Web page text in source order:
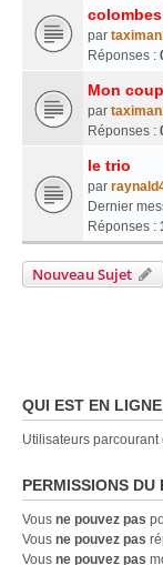
par
Réponses :
Mon
par
Réponses :
le trio
par
Dernier
Réponses :
Nouveau Sujet
QUI EST EN LIGNE
Utilisateurs parcourant
PERMISSIONS DU
Vous ne pouvez pas
Vous ne pouvez pas
Vous ne pouvez pas